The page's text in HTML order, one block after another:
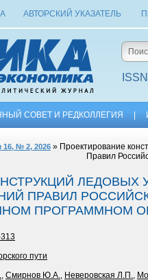
АВТОРСКИЙ УКАЗАТЕЛЬ
СОВЕТ И РЕДКОЛЛЕГИЯ
16, № 2, 2026 » Проектирование
Правил
ЛЕДОВЫХ
ПРАВИЛ
ПРОГРАММНОМ
пути
, Смирнов Ю.А., Неверовская Л.П.,